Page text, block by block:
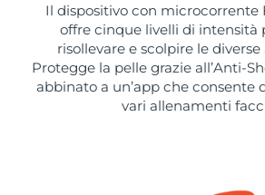
Il dispositivo con microcorrente
offre cinque livelli di intensità
risollevare e scolpire le diverse
Protegge la pelle grazie all’Anti-
abbinato a un’app che consente
vari allenamenti